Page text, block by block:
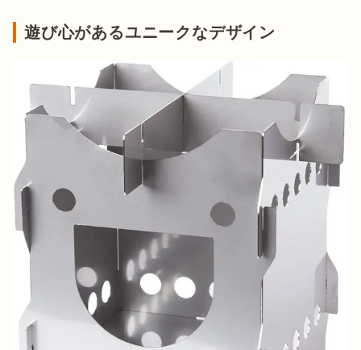
遊び心があるユニークなデザイン